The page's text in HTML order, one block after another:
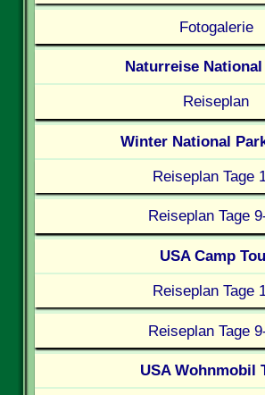
Fotogalerie
Naturreise
Reiseplan
Winter National
Reiseplan Tage
Reiseplan Tage
USA Camp
Reiseplan Tage
Reiseplan Tage
USA Wohnmobil